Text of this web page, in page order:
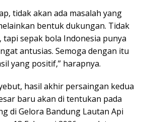
tidak akan ada masalah yang
bentuk dukungan. Tidak
tapi sepak bola Indonesia punya
antusias. Semoga dengan itu
yang positif,” harapnya.
hasil akhir persaingan kedua
baru akan di tentukan pada
di Gelora Bandung Lautan Api